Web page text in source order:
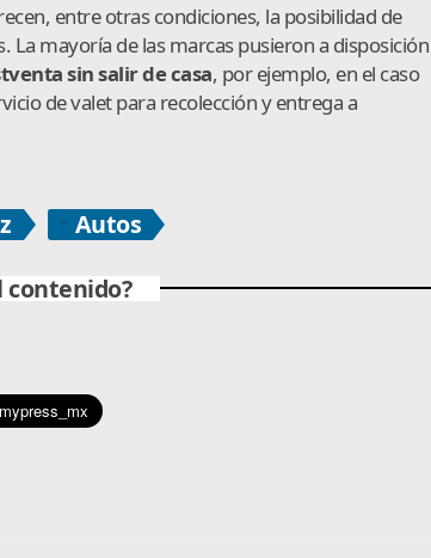
entre otras condiciones, la posibilidad de
La mayoría de las marcas pusieron a disposición
sin salir de casa, por ejemplo, en el caso
de valet para recolección y entrega a
Autos
contenido?